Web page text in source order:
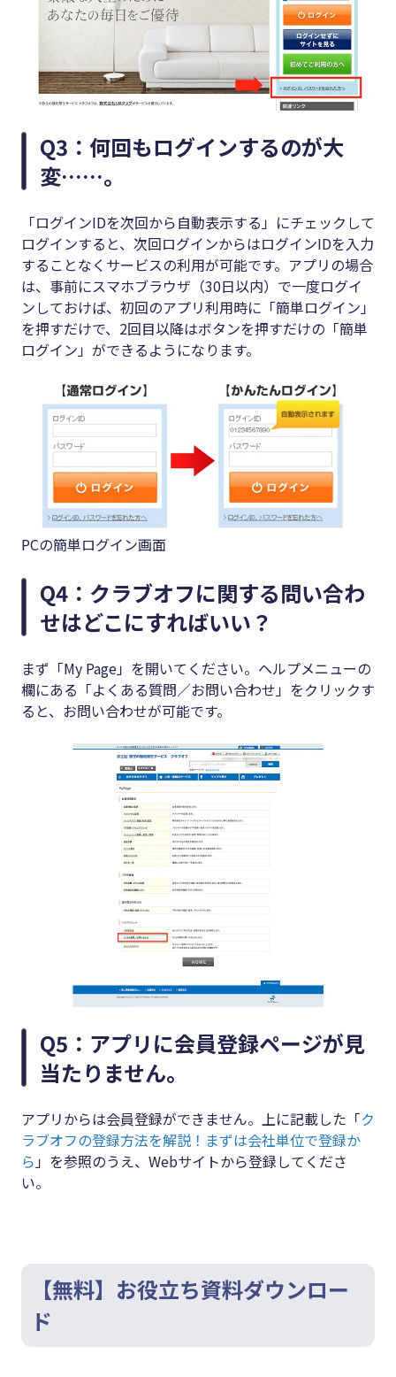
Q3：何回もログインするのが大
変……。
「ログインIDを次回から自動表示する」にチェックして
ログインすると、次回ログインからはログインIDを入力
することなくサービスの利用が可能です。アプリの場合
は、事前にスマホブラウザ（30日以内）で一度ログイ
ンしておけば、初回のアプリ利用時に「簡単ログイン」
を押すだけで、2回目以降はボタンを押すだけの「簡単
ログイン」ができるようになります。
PCの簡単ログイン画面
Q4：クラブオフに関する問い合わ
せはどこにすればいい？
まず「My Page」を開いてください。ヘルプメニューの
欄にある「よくある質問／お問い合わせ」をクリックす
ると、お問い合わせが可能です。
Q5：アプリに会員登録ページが見
当たりません。
アプリからは会員登録ができません。上に記載した「ク
ラブオフの登録方法を解説！まずは会社単位で登録か
ら 」を参照のうえ、Webサイトから登録してくださ
い。
【無料】お役立ち資料ダウンロー
ド